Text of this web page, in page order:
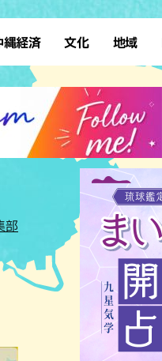
占い
レビ
縄経済 文化
復帰50年
地域
本島北部
本島南部
北部離島
部